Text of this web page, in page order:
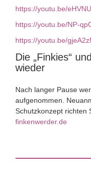
https://youtu.be/
https://youtu.be/NP-
https://youtu.be/
Die „Finkies“
wieder
Nach langer Pause
aufgenommen.
Schutzkonzept richten
finkenwerder.de